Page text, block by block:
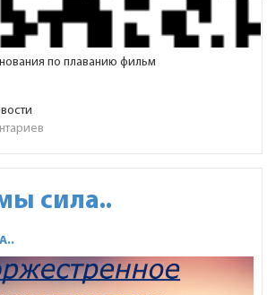
по плаванию фильм
сила..